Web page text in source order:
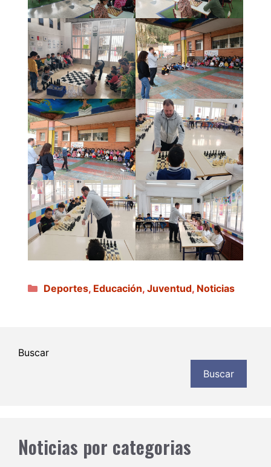
Categorías
Deportes, Educación, Juventud, Noticias
Buscar
Buscar
Noticias por categorias